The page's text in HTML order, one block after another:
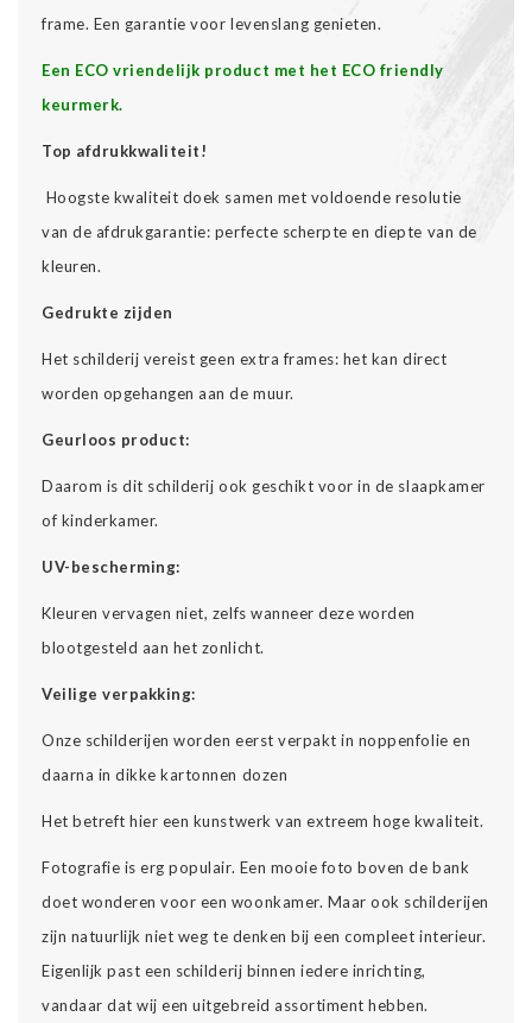
frame. Een garantie voor levenslang genieten.
Een ECO vriendelijk product met het ECO friendly
keurmerk.
Top afdrukkwaliteit!
Hoogste kwaliteit doek samen met voldoende resolutie
van de afdrukgarantie: perfecte scherpte en diepte van de
kleuren.
Gedrukte zijden
Het schilderij vereist geen extra frames: het kan direct
worden opgehangen aan de muur.
Geurloos product:
Daarom is dit schilderij ook geschikt voor in de slaapkamer
of kinderkamer.
UV-bescherming:
Kleuren vervagen niet, zelfs wanneer deze worden
blootgesteld aan het zonlicht.
Veilige verpakking:
Onze schilderijen worden eerst verpakt in noppenfolie en
daarna in dikke kartonnen dozen
Het betreft hier een kunstwerk van extreem hoge kwaliteit.
Fotografie is erg populair. Een mooie foto boven de bank
doet wonderen voor een woonkamer. Maar ook schilderijen
zijn natuurlijk niet weg te denken bij een compleet interieur.
Eigenlijk past een schilderij binnen iedere inrichting,
vandaar dat wij een uitgebreid assortiment hebben.